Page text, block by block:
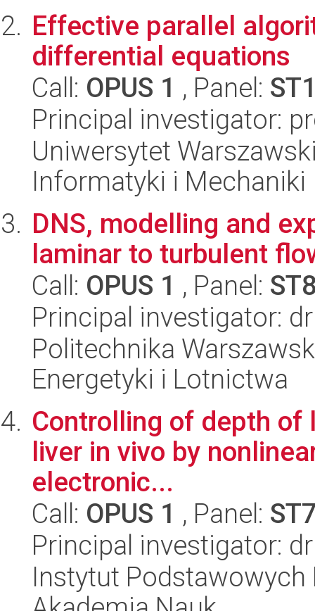
Effective parallel
differential equations
Call: OPUS 1 , Panel:
Principal investigator:
Uniwersytet
Informatyki i Mechaniki
DNS, modelling and
laminar to turbulent
Call: OPUS 1 , Panel:
Principal investigator:
Politechnika
Energetyki i Lotnictwa
Controlling of depth of
liver in vivo by
electronic...
Call: OPUS 1 , Panel:
Principal investigator:
Instytut